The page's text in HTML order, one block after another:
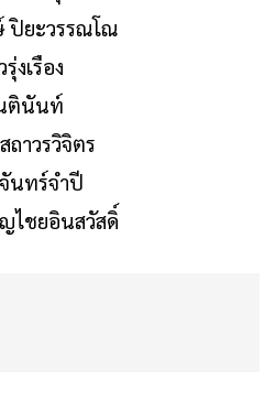
ปิยะวรรณโณ
งเรือง
ตินันท์
าวรวิจิตร
นทร์จําปี
ไชยอินสวัสดิ์